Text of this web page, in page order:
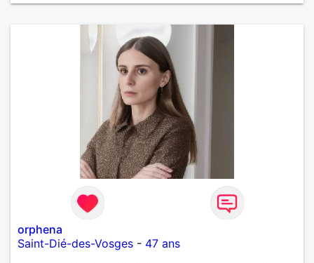
orphena
Saint-Dié-des-Vosges - 47 ans